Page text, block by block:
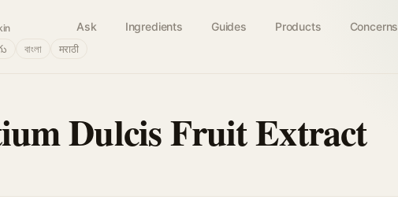
Ask Ingredients Guides Products Concerns
বাংলা मराठी
Dulcis Fruit Extract